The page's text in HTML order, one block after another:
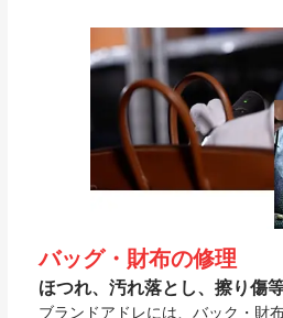
バッグ・財布の修理
ほつれ、汚れ落とし、擦り傷
ブランドアドレには、バック・財